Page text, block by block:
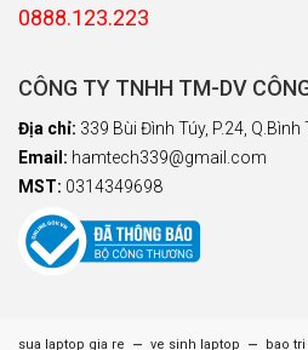
0888.123.223
CÔNG TY TNHH TM-DV
Địa chỉ: 339 Bùi Đình Túy, P.24, Q.Bình
Email: hamtech339@gmail.com
MST: 0314349698
sua laptop gia re – ve sinh laptop – bao